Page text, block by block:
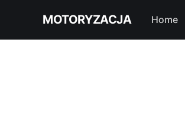
MOTORYZACJA Home